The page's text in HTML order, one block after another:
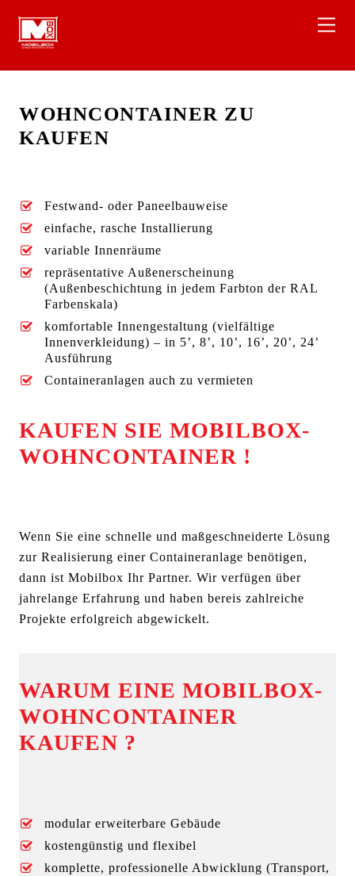
content
WOHNCONTAINER ZU
KAUFEN
Festwand- oder Paneelbauweise
einfache, rasche Installierung
variable Innenräume
repräsentative Außenerscheinung
(Außenbeschichtung in jedem Farbton der RAL
Farbenskala)
komfortable Innengestaltung (vielfältige
Innenverkleidung) – in 5’, 8’, 10’, 16’, 20’, 24’
Ausführung
Containeranlagen auch zu vermieten
KAUFEN SIE MOBILBOX-
WOHNCONTAINER !
Wenn Sie eine schnelle und maßgeschneiderte Lösung
zur Realisierung einer Containeranlage benötigen,
dann ist Mobilbox Ihr Partner. Wir verfügen über
jahrelange Erfahrung und haben bereis zahlreiche
Projekte erfolgreich abgewickelt.
WARUM EINE MOBILBOX-
WOHNCONTAINER
KAUFEN ?
modular erweiterbare Gebäude
kostengünstig und flexibel
komplette, professionelle Abwicklung (Transport,